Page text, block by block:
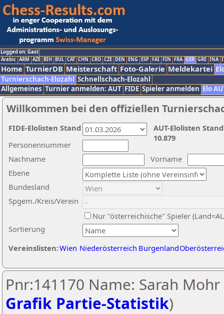
Logged on: Gast
Arabic ARM AZE BIH BUL CAT CHN CRO CZE DEN ENG ESP FAI FIN FRA GER GRE INA
Home TurnierDB Meisterschaft Foto-Galerie Meldekartei
Turnierschach-Elozahl Schnellschach-Elozahl
Allgemeines Turnier anmelden: AUT FIDE Spieler anmelden Elo
Willkommen bei den offiziellen
Nachname
Vorname
Ebene
Sortierung
Personennummer
Bundesland
Spgem./Kreis/Verein
Nur "österreichische" Spieler
Vereinslisten:Wien Niederösterreich Burgenland
AUT-Elolisten
10.879
FIDE-Elolisten Stand
Pnr:141170 Name: Sarah Mohr
Grafik Partie-Statistik)